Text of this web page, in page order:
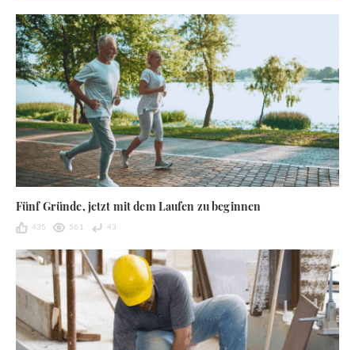
Fünf Gründe, jetzt mit dem Laufen zu beginnen
435 561 43